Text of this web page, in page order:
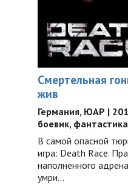
Смертельная
жив
Германия, ЮАР |
боевик, фантастика
В самой опасной
игра: Death Race.
наполненного
умри…